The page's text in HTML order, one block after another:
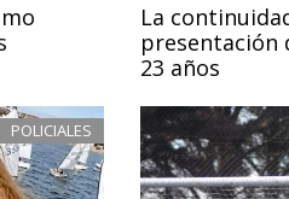
POLICIALES
La
presentación
23 años